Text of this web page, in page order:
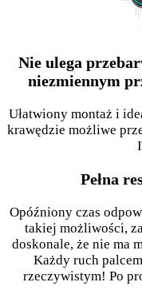
Nie ulega
niezmiennym
Ułatwiony montaż i
krawędzie możliwe
Pełna
Opóźniony czas
takiej możliwości,
doskonale, że nie ma
Każdy ruch
rzeczywistym! Po